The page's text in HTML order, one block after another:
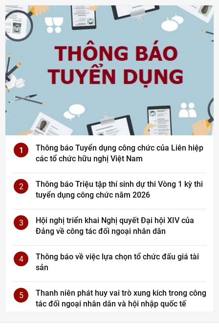
1
Thông báo Tuyển dụng công chức của Liên hiệp
các tổ chức hữu nghị Việt Nam
2
Thông báo Triệu tập thí sinh dự thi Vòng 1 kỳ thi
tuyển dụng công chức năm 2026
3
Hội nghị triển khai Nghị quyết Đại hội XIV của
Đảng về công tác đối ngoại nhân dân
4
Thông báo về việc lựa chọn tổ chức đấu giá tài
sản
5
Thanh niên phát huy vai trò xung kích trong công
tác đối ngoại nhân dân và hội nhập quốc tế